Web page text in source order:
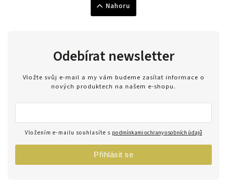
Nahoru
Odebírat newsletter
Vložte svůj e-mail a my vám budeme zasílat informace o
nových produktech na našem e-shopu.
Vložením e-mailu souhlasíte s podmínkami ochrany osobních údajů
Přihlásit se